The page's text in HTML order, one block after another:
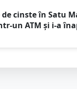
de cinste în Satu
un ATM și i-a